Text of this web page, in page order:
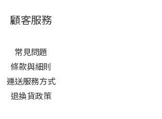
顧客服務
常見問題
條款與細則
運送服務方式
退換貨政策